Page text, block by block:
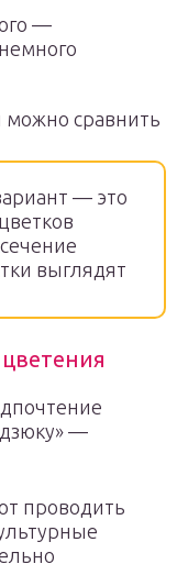
—
сравнить
— это
выглядят
—
проводить